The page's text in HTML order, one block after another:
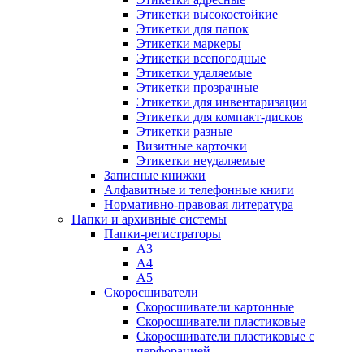
Этикетки высокостойкие
Этикетки для папок
Этикетки маркеры
Этикетки всепогодные
Этикетки удаляемые
Этикетки прозрачные
Этикетки для инвентаризации
Этикетки для компакт-дисков
Этикетки разные
Визитные карточки
Этикетки неудаляемые
Записные книжки
Алфавитные и телефонные книги
Нормативно-правовая литература
Папки и архивные системы
Папки-регистраторы
А3
А4
А5
Скоросшиватели
Скоросшиватели картонные
Скоросшиватели пластиковые
Скоросшиватели пластиковые с